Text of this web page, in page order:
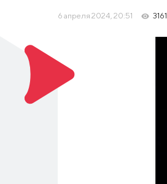
6 апреля 2024, 20:51 3161